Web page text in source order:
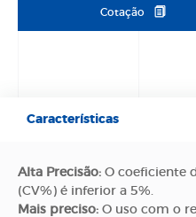
Cotação
Características
Alta Precisão: O coeficiente
(CV%) é inferior a 5%.
Mais preciso: O uso com o